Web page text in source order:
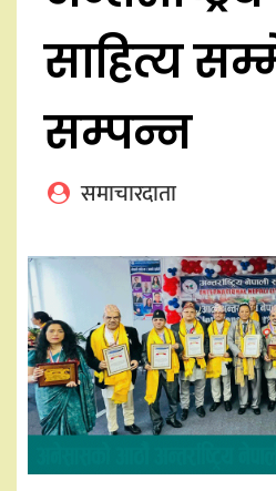
साहित्य
सम्पन्न
समाचारदाता